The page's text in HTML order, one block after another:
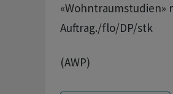
«Wohntraumstudien»
Auftrag./flo/DP/stk
(AWP)